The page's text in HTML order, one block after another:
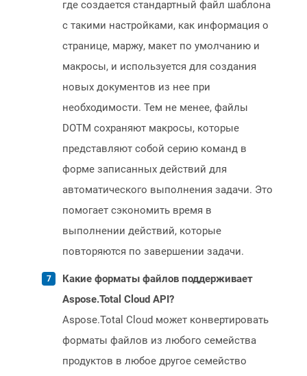
где создается стандартный файл шаблона
с такими настройками, как информация о
странице, маржу, макет по умолчанию и
макросы, и используется для создания
новых документов из нее при
необходимости. Тем не менее, файлы
DOTM сохраняют макросы, которые
представляют собой серию команд в
форме записанных действий для
автоматического выполнения задачи. Это
помогает сэкономить время в
выполнении действий, которые
повторяются по завершении задачи.
Какие форматы файлов поддерживает
Aspose.Total Cloud API?
Aspose.Total Cloud может конвертировать
форматы файлов из любого семейства
продуктов в любое другое семейство